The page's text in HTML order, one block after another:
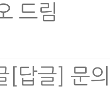
드림
[답글] 문